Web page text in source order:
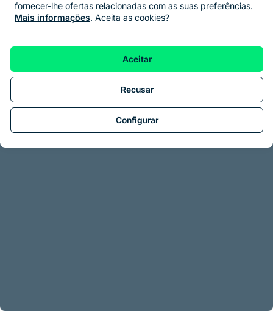
fornecer-lhe ofertas relacionadas com as suas preferências.
Mais informações. Aceita as cookies?
Configurar
Recusar
Aceitar